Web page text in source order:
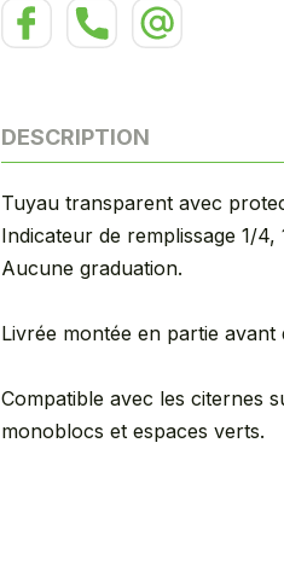
DESCRIPTION
Tuyau transparent avec
Indicateur de remplissage 1/4,
Aucune graduation.
Livrée montée en partie avant
Compatible avec les citernes
monoblocs et espaces verts.